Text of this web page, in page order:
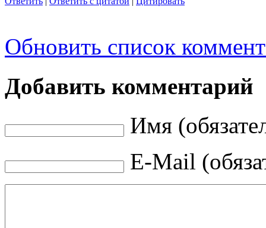
Обновить список
Добавить комментарий
Имя
E-Mail